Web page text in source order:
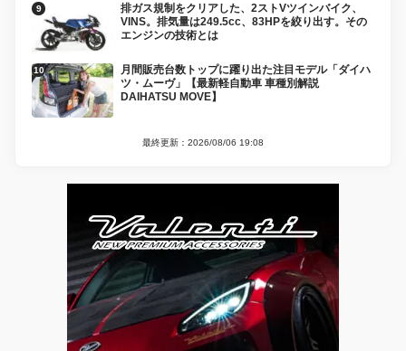
排ガス規制をクリアした、2ストVツインバイク、
VINS。排気量は249.5cc、83HPを絞り出す。その
エンジンの技術とは
月間販売台数トップに躍り出た注目モデル「ダイハ
ツ・ムーヴ」【最新軽自動車 車種別解説
DAIHATSU MOVE】
最終更新：2026/08/06 19:08